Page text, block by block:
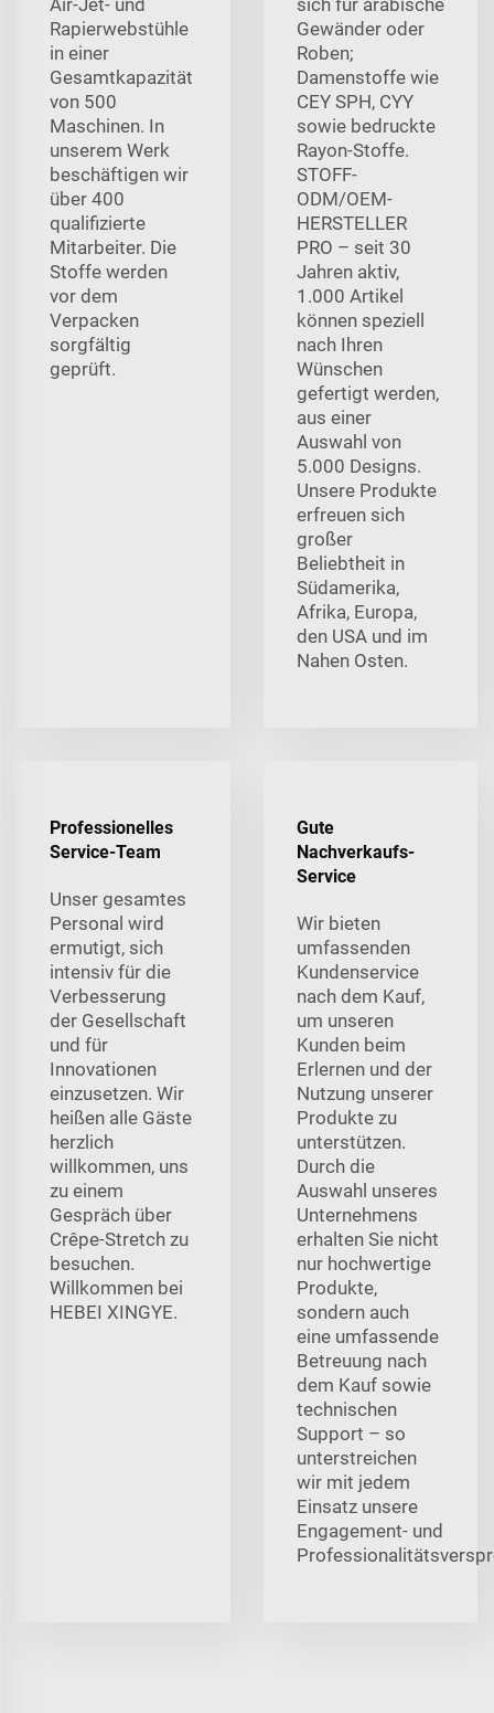
Rapierwebstühle
in einer
Gesamtkapazität
von 500
Maschinen. In
unserem Werk
beschäftigen wir
über 400
qualifizierte
Mitarbeiter. Die
Stoffe werden
vor dem
Verpacken
sorgfältig
geprüft.
Gewänder oder
Roben;
Damenstoffe wie
CEY SPH, CYY
sowie bedruckte
Rayon-Stoffe.
STOFF-
ODM/OEM-
HERSTELLER
PRO – seit 30
Jahren aktiv,
1.000 Artikel
können speziell
nach Ihren
Wünschen
gefertigt werden,
aus einer
Auswahl von
5.000 Designs.
Unsere Produkte
erfreuen sich
großer
Beliebtheit in
Südamerika,
Afrika, Europa,
den USA und im
Nahen Osten.
Professionelles
Service-Team
Unser gesamtes
Personal wird
ermutigt, sich
intensiv für die
Verbesserung
der Gesellschaft
und für
Innovationen
einzusetzen. Wir
heißen alle Gäste
herzlich
willkommen, uns
zu einem
Gespräch über
Crêpe-Stretch zu
besuchen.
Willkommen bei
HEBEI XINGYE.
Gute
Nachverkaufs-
Service
Wir bieten
umfassenden
Kundenservice
nach dem Kauf,
um unseren
Kunden beim
Erlernen und der
Nutzung unserer
Produkte zu
unterstützen.
Durch die
Auswahl unseres
Unternehmens
erhalten Sie nicht
nur hochwertige
Produkte,
sondern auch
eine umfassende
Betreuung nach
dem Kauf sowie
technischen
Support – so
unterstreichen
wir mit jedem
Einsatz unsere
Engagement- und